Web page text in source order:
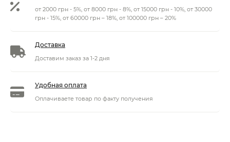
от 2000 грн - 5%, от 8000 грн - 8%, от 15000 грн - 10%, от 30000
грн - 15%, от 60000 грн – 18%, от 100000 грн – 20%
Доставка
Доставим заказ за 1-2 дня
Удобная оплата
Оплачиваете товар по факту получения